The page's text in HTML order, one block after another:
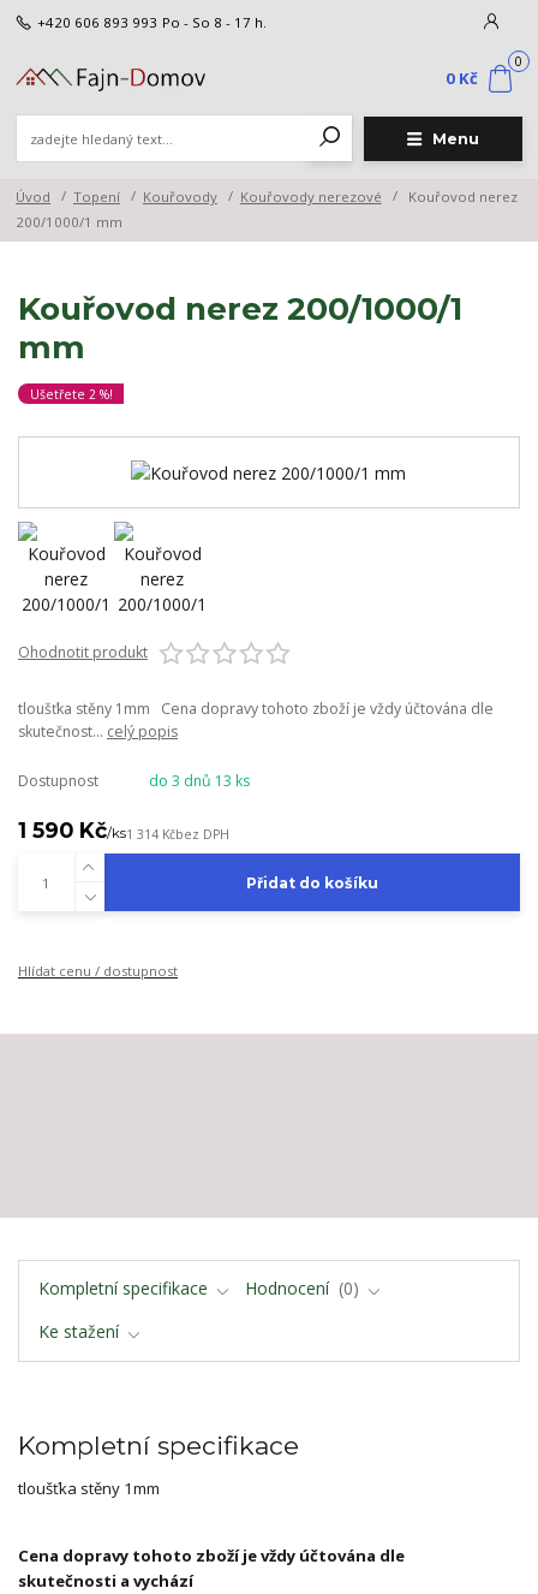
Menu
+420 606 893 993 Po - So 8 - 17 h.
0
0 Kč
Úvod Topení Kouřovody Kouřovody nerezové
Kouřovod nerez
200/1000/1 mm
Kouřovod nerez 200/1000/1
mm
Ušetřete 2 %!
Ohodnotit produkt
tloušťka stěny 1mm Cena dopravy tohoto zboží je vždy účtována dle
skutečnost... celý popis
Dostupnost do 3 dnů 13 ks
1 590 Kč/ks1 314 Kčbez DPH
Přidat do košíku
Hlídat cenu / dostupnost
Kompletní specifikace Hodnocení
0
Ke stažení
Kompletní specifikace
tloušťka stěny 1mm
Cena dopravy tohoto zboží je vždy účtována dle
skutečnosti a vychází